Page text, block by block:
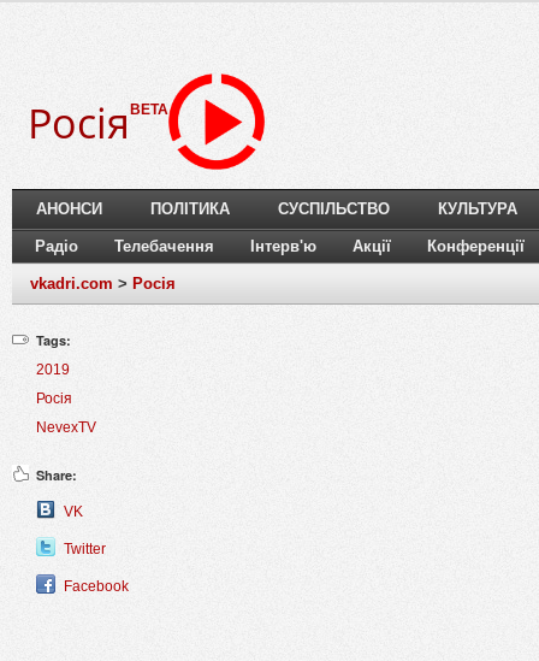
Росія BETA
АНОНСИ ПОЛІТИКА СУСПІЛЬСТВО КУЛЬТУРА
Радіо Телебачення Інтерв'ю Акції Конференції
vkadri.com > Росія
Tags:
2019
Росія
NevexTV
Share:
VK
Twitter
Facebook